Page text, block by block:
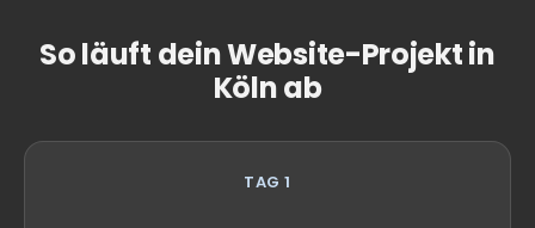
So läuft dein Website-Projekt in
Köln ab
TAG 1